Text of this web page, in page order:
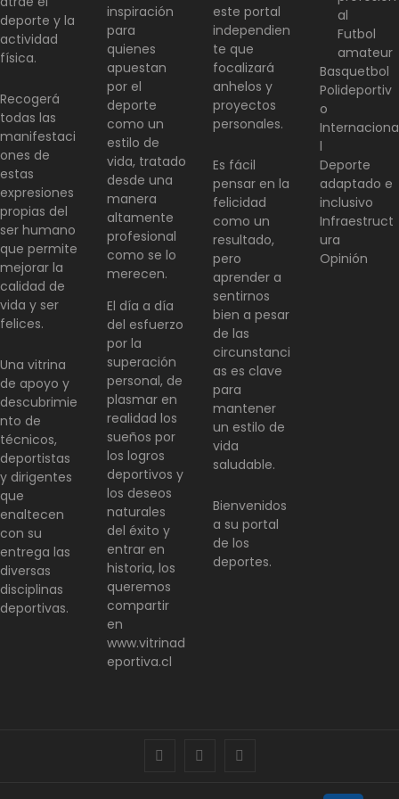
deporte y la
actividad
física.
Recogerá
todas las
manifestaci
ones de
estas
expresiones
propias del
ser humano
que permite
mejorar la
calidad de
vida y ser
felices.
Una vitrina
de apoyo y
descubrimie
nto de
técnicos,
deportistas
y dirigentes
que
enaltecen
con su
entrega las
diversas
disciplinas
deportivas.
inspiración
para
quienes
apuestan
por el
deporte
como un
estilo de
vida, tratado
desde una
manera
altamente
profesional
como se lo
merecen.
El día a día
del esfuerzo
por la
superación
personal, de
plasmar en
realidad los
sueños por
los logros
deportivos y
los deseos
naturales
del éxito y
entrar en
historia, los
queremos
compartir
en
www.vitrinad
eportiva.cl
este portal
independien
te que
focalizará
anhelos y
proyectos
personales.
Es fácil
pensar en la
felicidad
como un
resultado,
pero
aprender a
sentirnos
bien a pesar
de las
circunstanci
as es clave
para
mantener
un estilo de
vida
saludable.
Bienvenidos
a su portal
de los
deportes.
al
Futbol
amateur
Basquetbol
Polideportiv
o
Internaciona
l
Deporte
adaptado e
inclusivo
Infraestruct
ura
Opinión
facebook twitter